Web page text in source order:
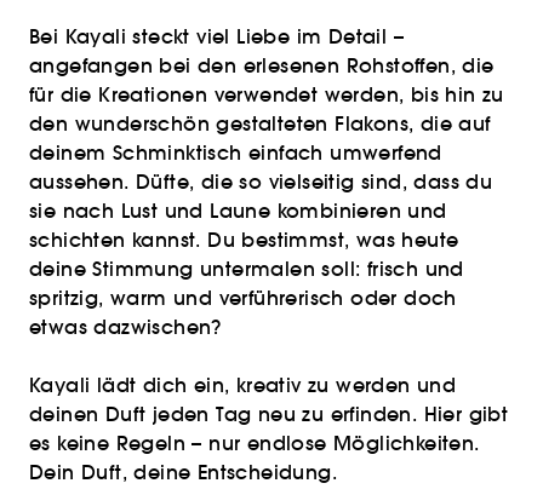
Bei Kayali steckt viel Liebe im Detail –
angefangen bei den erlesenen Rohstoffen, die
für die Kreationen verwendet werden, bis hin zu
den wunderschön gestalteten Flakons, die auf
deinem Schminktisch einfach umwerfend
aussehen. Düfte, die so vielseitig sind, dass du
sie nach Lust und Laune kombinieren und
schichten kannst. Du bestimmst, was heute
deine Stimmung untermalen soll: frisch und
spritzig, warm und verführerisch oder doch
etwas dazwischen?
Kayali lädt dich ein, kreativ zu werden und
deinen Duft jeden Tag neu zu erfinden. Hier gibt
es keine Regeln – nur endlose Möglichkeiten.
Dein Duft, deine Entscheidung.